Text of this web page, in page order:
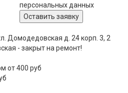
персональных данных
Домодедовская д. 24 корп. 3, 2
- закрыт на ремонт!
от 400 руб